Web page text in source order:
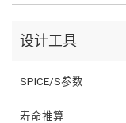
设计工具
SPICE/S参数
寿命推算